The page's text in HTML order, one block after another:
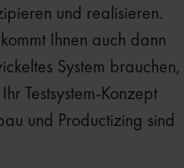
und realisieren.
Ihnen auch dann
System brauchen,
Testsystem-Konzept
und Productizing sind